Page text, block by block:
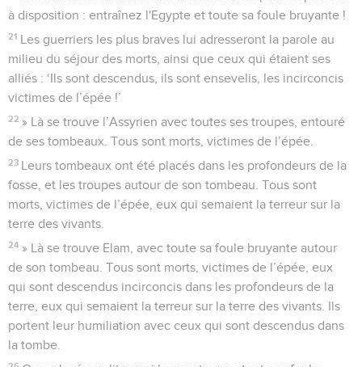
à disposition : entraînez l'Egypte et toute sa foule bruyante !
21 Les guerriers les plus braves lui adresseront la parole au
milieu du séjour des morts, ainsi que ceux qui étaient ses
alliés : ‘Ils sont descendus, ils sont ensevelis, les incirconcis
victimes de l’épée !’
22 » Là se trouve l’Assyrien avec toutes ses troupes, entouré
de ses tombeaux. Tous sont morts, victimes de l’épée.
23 Leurs tombeaux ont été placés dans les profondeurs de la
fosse, et les troupes autour de son tombeau. Tous sont
morts, victimes de l’épée, eux qui semaient la terreur sur la
terre des vivants.
24 » Là se trouve Elam, avec toute sa foule bruyante autour
de son tombeau. Tous sont morts, victimes de l’épée, eux
qui sont descendus incirconcis dans les profondeurs de la
terre, eux qui semaient la terreur sur la terre des vivants. Ils
portent leur humiliation avec ceux qui sont descendus dans
la tombe.